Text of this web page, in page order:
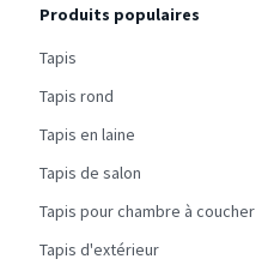
Produits populaires
Tapis
Tapis rond
Tapis en laine
Tapis de salon
Tapis pour chambre à coucher
Tapis d'extérieur